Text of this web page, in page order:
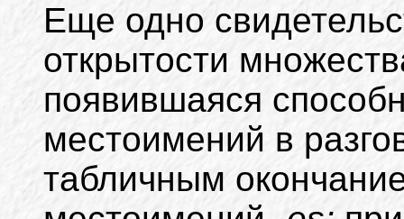
Еще одно
открытости
появившаяся
местоимений в
табличным